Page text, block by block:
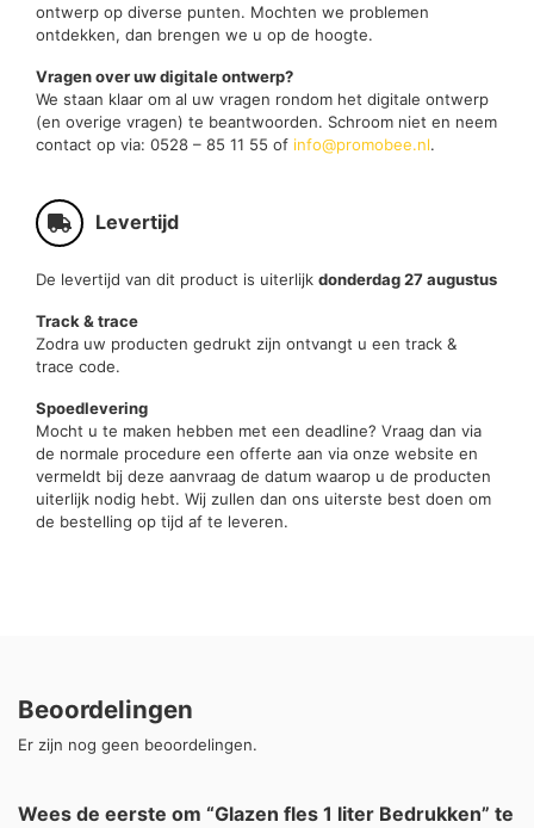
ontwerp op diverse punten. Mochten we problemen
ontdekken, dan brengen we u op de hoogte.
Vragen over uw digitale ontwerp?
We staan klaar om al uw vragen rondom het digitale ontwerp
(en overige vragen) te beantwoorden. Schroom niet en neem
contact op via: 0528 – 85 11 55 of info@promobee.nl.
Levertijd
De levertijd van dit product is uiterlijk donderdag 27 augustus
Track & trace
Zodra uw producten gedrukt zijn ontvangt u een track &
trace code.
Spoedlevering
Mocht u te maken hebben met een deadline? Vraag dan via
de normale procedure een offerte aan via onze website en
vermeldt bij deze aanvraag de datum waarop u de producten
uiterlijk nodig hebt. Wij zullen dan ons uiterste best doen om
de bestelling op tijd af te leveren.
Beoordelingen
Er zijn nog geen beoordelingen.
Wees de eerste om “Glazen fles 1 liter Bedrukken” te